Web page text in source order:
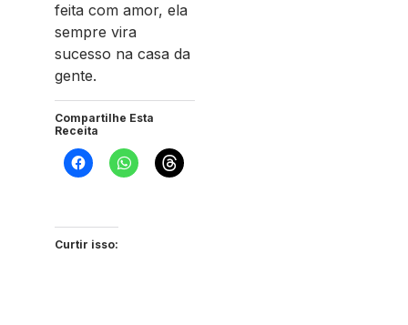
feita com amor, ela
sempre vira
sucesso na casa da
gente.
Compartilhe Esta
Receita
Curtir isso: